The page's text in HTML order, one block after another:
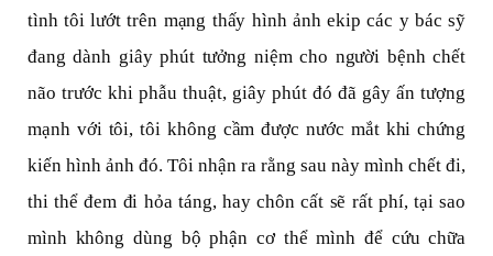
tình tôi lướt trên mạng thấy hình ảnh ekip các y bác sỹ
đang dành giây phút tưởng niệm cho người bệnh chết
não trước khi phẫu thuật, giây phút đó đã gây ấn tượng
mạnh với tôi, tôi không cầm được nước mắt khi chứng
kiến hình ảnh đó. Tôi nhận ra rằng sau này mình chết đi,
thi thể đem đi hỏa táng, hay chôn cất sẽ rất phí, tại sao
mình không dùng bộ phận cơ thể mình để cứu chữa